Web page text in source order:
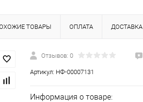
Иваново,ул.
ТОВАРЫ ОПЛАТА ДОСТАВКА
Отзывов: 0
Артикул: НФ-00007131
Информация о товаре: